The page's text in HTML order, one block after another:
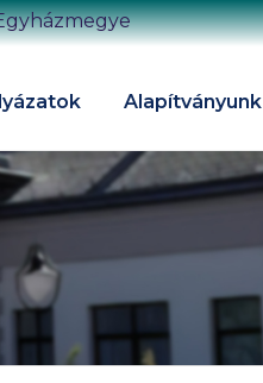
Alapítványunk